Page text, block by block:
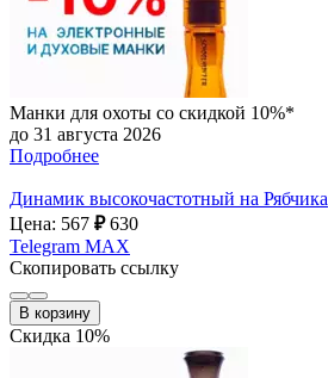
Манки для охоты со скидкой 10%*
до 31 августа 2026
Подробнее
Динамик высокочастотный на Рябчика
Цена: 567 ₽ 630
Telegram MAX
Скопировать ссылку
В корзину
Скидка 10%